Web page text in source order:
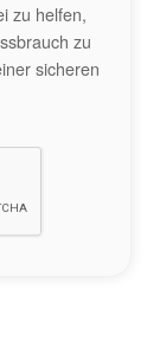
zu helfen,
zu
sicheren